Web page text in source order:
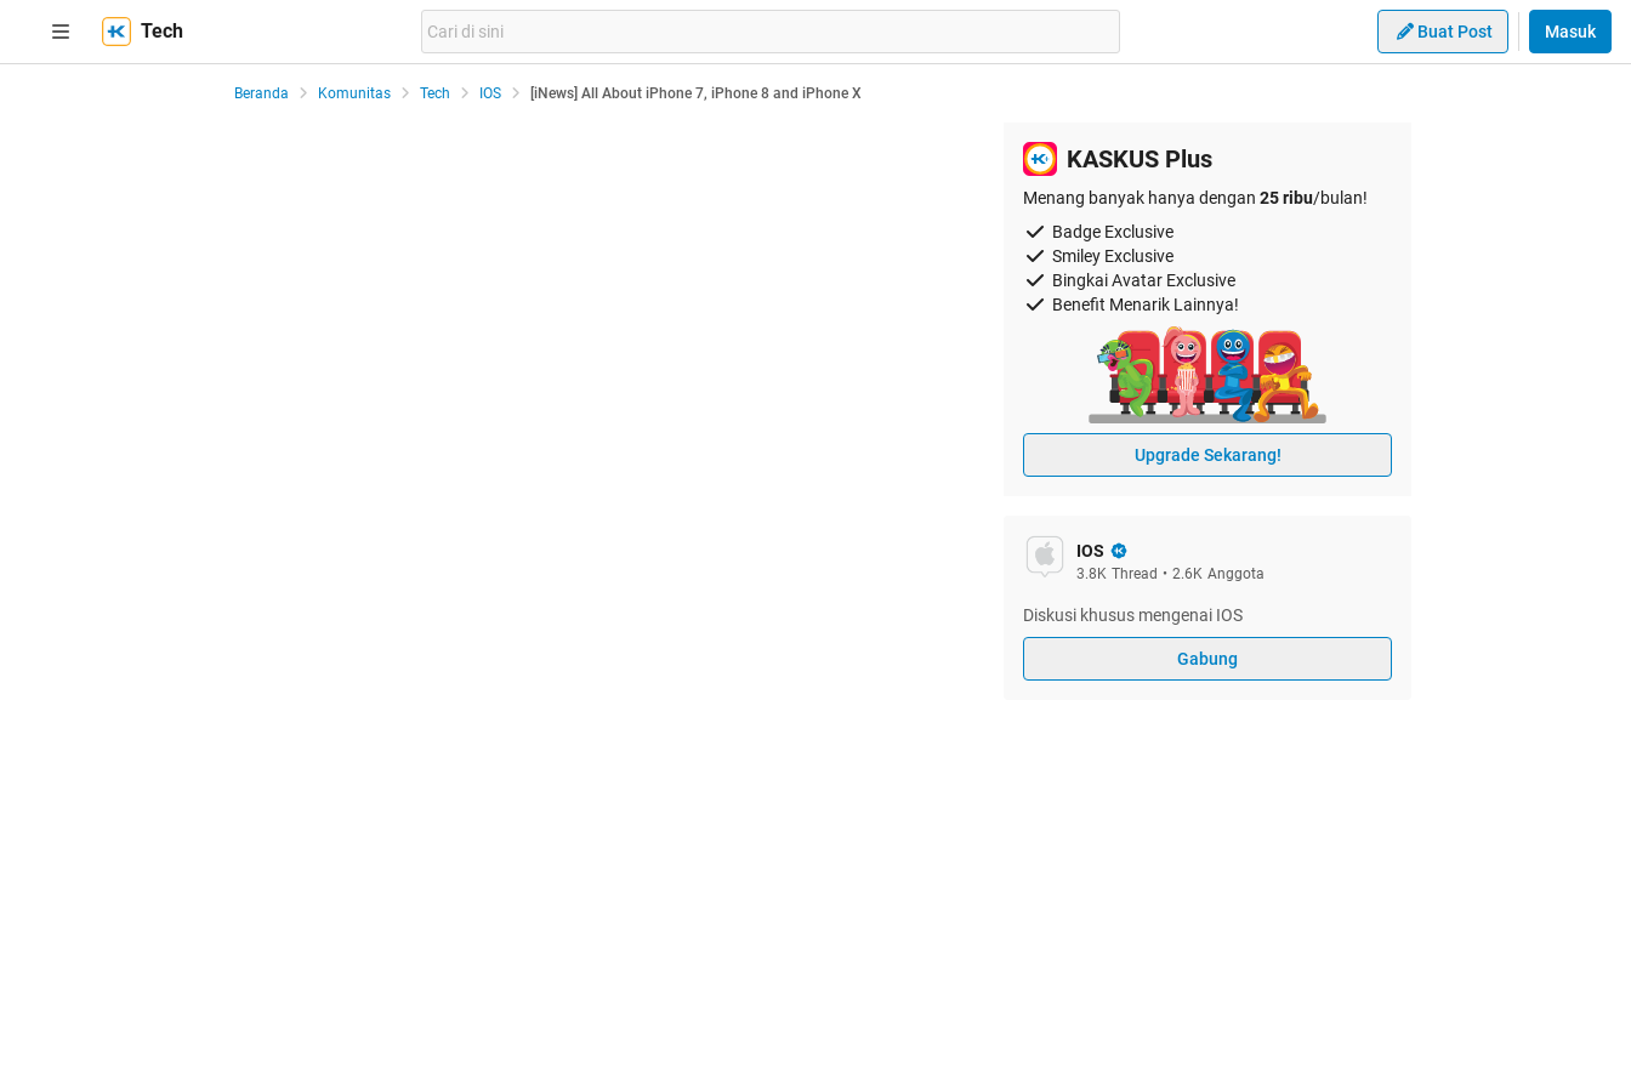
Tech Buat Post Masuk
Beranda Komunitas Tech IOS [iNews] All About iPhone 7, iPhone 8 and iPhone X
KASKUS Plus
Menang banyak hanya dengan 25 ribu/bulan!
Badge Exclusive
Smiley Exclusive
Bingkai Avatar Exclusive
Benefit Menarik Lainnya!
Upgrade Sekarang!
IOS
3.8K Thread • 2.6K Anggota
Diskusi khusus mengenai IOS
Gabung